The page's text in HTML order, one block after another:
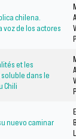
chilena.
voz de los actores
et les
dans le
Chili
nuevo caminar